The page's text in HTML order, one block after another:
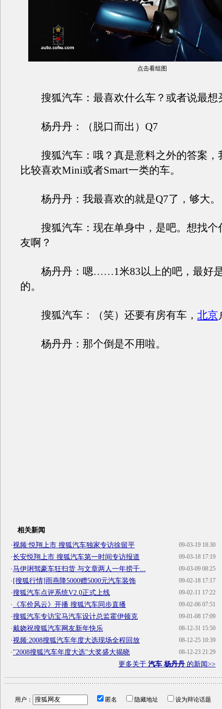
点击看组图
搜狐汽车：最喜欢什么车？或者说最想
杨丹丹：（脱口而出）Q7
搜狐汽车：哦？真是意料之外的答案，
比较喜欢Mini或者Smart一类的车。
杨丹丹：我最喜欢的就是Q7了，够大。
搜狐汽车：现在单身中，是吧。想找个
友啊？
杨丹丹：嗯……1米83以上的吧，最好是
的。
搜狐汽车：（笑）还要有房有车， 北京
杨丹丹：那个倒是不用啦。
相关新闻
09-03-19 18:30
·视频:悦翔上市 搜狐汽车独家专访徐留平
09-03-18 17:19
·长安悦翔上市 搜狐汽车第一时间专访报道
09-03-09 08:25
·马伊琍驾豪车狂扫货 与文章两人一年捞千...
09-02-18 17:17
·[搜狐行情]雨燕降5000赠5000元汽车装饰
09-02-11 17:22
·搜狐汽车点评系统V2.0正式上线
09-02-06 07:51
· 《车价风云》开播 搜狐汽车同步直播
09-01-08 17:09
·搜狐汽车专访宝马汽车设计总监霍伊顿克
08-12-31 15:50
·戴娆祝搜狐汽车网友新年快乐
08-12-25 10:39
·视频:2008搜狐汽车年度大选现场全程回放
08-12-23 21:29
·"2008搜狐汽车年度大选"大奖盛大揭晓
更多关于 汽车 杨丹丹 的新闻>>
用户： 匿名 隐藏地址
设为辩论话题